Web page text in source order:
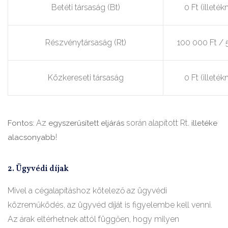
Betéti társaság (Bt) 0 Ft
Részvénytársaság (Rt) 100 000 Ft /
Közkereseti társaság 0 Ft
Fontos: Az egyszerűsített eljárás során alapított Rt. illetéke
alacsonyabb!
2. Ügyvédi díjak
Mivel a cégalapításhoz kötelező az ügyvédi
közreműködés, az ügyvéd díját is figyelembe kell venni.
Az árak eltérhetnek attól függően, hogy milyen